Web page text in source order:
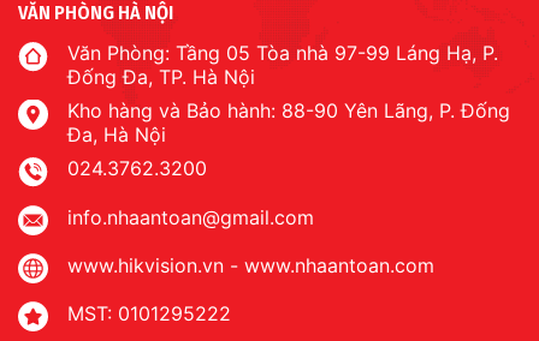
VĂN PHÒNG HÀ NỘI
Văn Phòng: Tầng 05 Tòa nhà 97-99 Láng Hạ, P.
Đống Đa, TP. Hà Nội
Kho hàng và Bảo hành: 88-90 Yên Lãng, P. Đống
Đa, Hà Nội
024.3762.3200
info.nhaantoan@gmail.com
www.hikvision.vn - www.nhaantoan.com
MST: 0101295222